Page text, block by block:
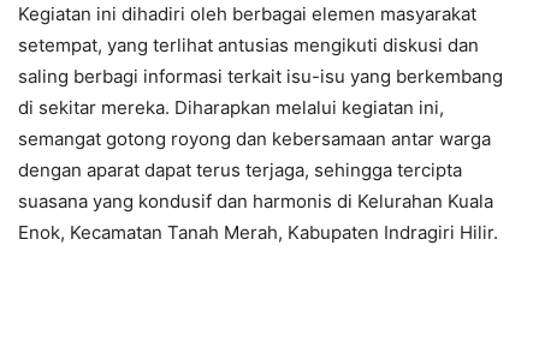
Kegiatan ini dihadiri oleh berbagai elemen masyarakat
setempat, yang terlihat antusias mengikuti diskusi dan
saling berbagi informasi terkait isu-isu yang berkembang
di sekitar mereka. Diharapkan melalui kegiatan ini,
semangat gotong royong dan kebersamaan antar warga
dengan aparat dapat terus terjaga, sehingga tercipta
suasana yang kondusif dan harmonis di Kelurahan Kuala
Enok, Kecamatan Tanah Merah, Kabupaten Indragiri Hilir.